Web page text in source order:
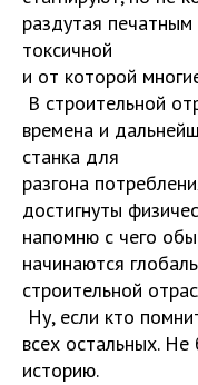
раздутая печатным
токсичной
и от которой
В строительной
времена и
станка для
разгона
достигнуты
напомню с чего
начинаются
строительной
Ну, если кто
всех остальных.
историю.